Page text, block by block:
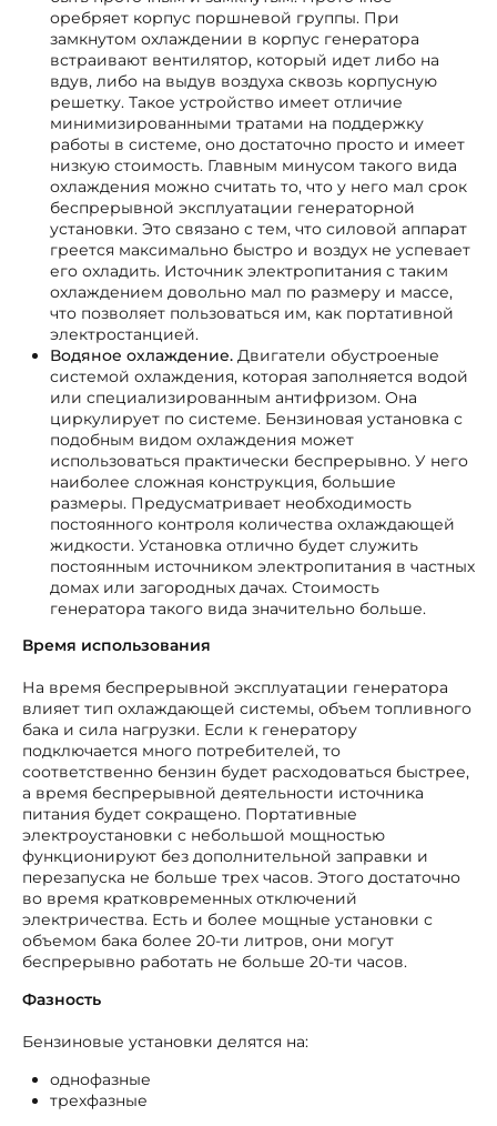
оребряет корпус поршневой группы. При
замкнутом охлаждении в корпус генератора
встраивают вентилятор, который идет либо на
вдув, либо на выдув воздуха сквозь корпусную
решетку. Такое устройство имеет отличие
минимизированными тратами на поддержку
работы в системе, оно достаточно просто и имеет
низкую стоимость. Главным минусом такого вида
охлаждения можно считать то, что у него мал срок
беспрерывной эксплуатации генераторной
установки. Это связано с тем, что силовой аппарат
греется максимально быстро и воздух не успевает
его охладить. Источник электропитания с таким
охлаждением довольно мал по размеру и массе,
что позволяет пользоваться им, как портативной
электростанцией.
Водяное охлаждение. Двигатели обустроеные
системой охлаждения, которая заполняется водой
или специализированным антифризом. Она
циркулирует по системе. Бензиновая установка с
подобным видом охлаждения может
использоваться практически беспрерывно. У него
наиболее сложная конструкция, большие
размеры. Предусматривает необходимость
постоянного контроля количества охлаждающей
жидкости. Установка отлично будет служить
постоянным источником электропитания в частных
домах или загородных дачах. Стоимость
генератора такого вида значительно больше.
Время использования
На время беспрерывной эксплуатации генератора
влияет тип охлаждающей системы, объем топливного
бака и сила нагрузки. Если к генератору
подключается много потребителей, то
соответственно бензин будет расходоваться быстрее,
а время беспрерывной деятельности источника
питания будет сокращено. Портативные
электроустановки с небольшой мощностью
функционируют без дополнительной заправки и
перезапуска не больше трех часов. Этого достаточно
во время кратковременных отключений
электричества. Есть и более мощные установки с
объемом бака более 20-ти литров, они могут
беспрерывно работать не больше 20-ти часов.
Фазность
Бензиновые установки делятся на:
однофазные
трехфазные